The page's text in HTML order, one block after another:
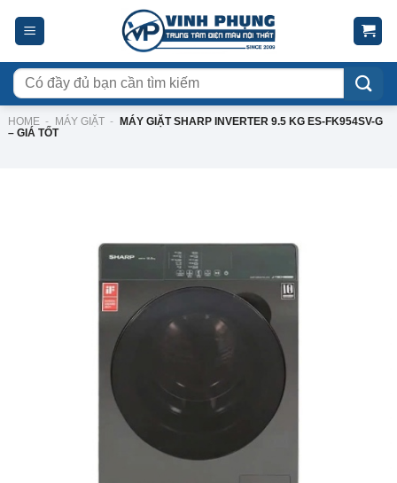
Tìm
kiếm:
HOME - MÁY GIẶT -
MÁY GIẶT SHARP INVERTER 9.5 KG ES-FK954SV-G
– GIÁ TỐT